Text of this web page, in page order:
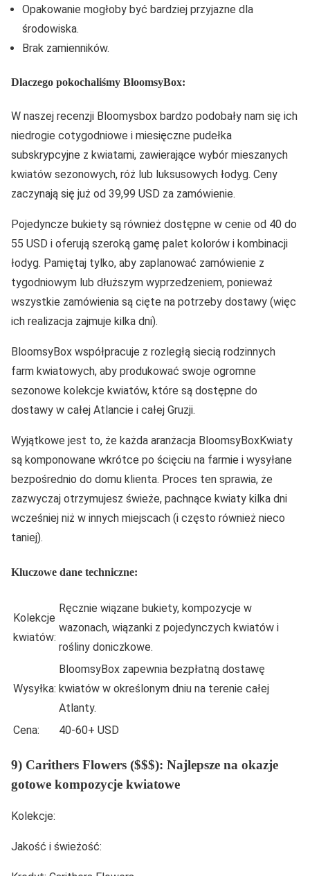
Opakowanie mogłoby być bardziej przyjazne dla
środowiska.
Brak zamienników.
Dlaczego pokochaliśmy BloomsyBox:
W naszej recenzji Bloomysbox bardzo podobały nam się ich
niedrogie cotygodniowe i miesięczne pudełka
subskrypcyjne z kwiatami, zawierające wybór mieszanych
kwiatów sezonowych, róż lub luksusowych łodyg. Ceny
zaczynają się już od 39,99 USD za zamówienie.
Pojedyncze bukiety są również dostępne w cenie od 40 do
55 USD i oferują szeroką gamę palet kolorów i kombinacji
łodyg. Pamiętaj tylko, aby zaplanować zamówienie z
tygodniowym lub dłuższym wyprzedzeniem, ponieważ
wszystkie zamówienia są cięte na potrzeby dostawy (więc
ich realizacja zajmuje kilka dni).
BloomsyBox współpracuje z rozległą siecią rodzinnych
farm kwiatowych, aby produkować swoje ogromne
sezonowe kolekcje kwiatów, które są dostępne do
dostawy w całej Atlancie i całej Gruzji.
Wyjątkowe jest to, że każda aranżacja BloomsyBoxKwiaty
są komponowane wkrótce po ścięciu na farmie i wysyłane
bezpośrednio do domu klienta. Proces ten sprawia, że
zazwyczaj otrzymujesz świeże, pachnące kwiaty kilka dni
wcześniej niż w innych miejscach (i często również nieco
taniej).
Kluczowe dane techniczne:
Kolekcje
kwiatów:
Ręcznie wiązane bukiety, kompozycje w
wazonach, wiązanki z pojedynczych kwiatów i
rośliny doniczkowe.
Wysyłka:
BloomsyBox zapewnia bezpłatną dostawę
kwiatów w określonym dniu na terenie całej
Atlanty.
Cena:
40-60+ USD
9) Carithers Flowers ($$$): Najlepsze na okazje
gotowe kompozycje kwiatowe
Kolekcje:
Jakość i świeżość: